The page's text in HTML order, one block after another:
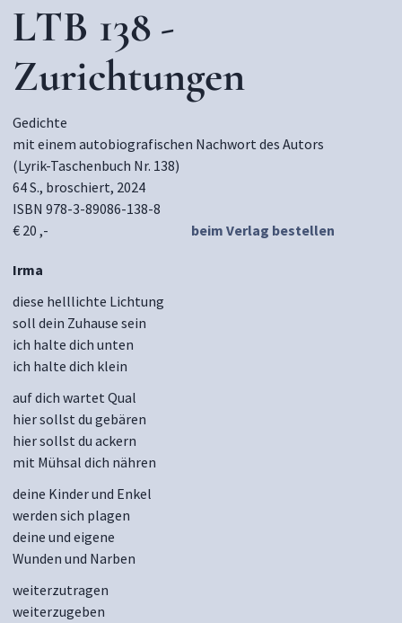
LTB 138 -
Zurichtungen
Gedichte
mit einem autobiografischen Nachwort des Autors
(Lyrik-Taschenbuch Nr. 138)
64 S., broschiert, 2024
ISBN 978-3-89086-138-8
€ 20 ,-
beim Verlag bestellen
Irma
diese helllichte Lichtung
soll dein Zuhause sein
ich halte dich unten
ich halte dich klein
auf dich wartet Qual
hier sollst du gebären
hier sollst du ackern
mit Mühsal dich nähren
deine Kinder und Enkel
werden sich plagen
deine und eigene
Wunden und Narben
weiterzutragen
weiterzugeben